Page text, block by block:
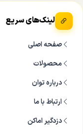
شما را به شکل
دوچندان می‌کند.
کوچک
هر پروژه‌ای نیازمند
دستگاه‌های گران‌قیمت
لینک‌های سریع
صفحه اصلی
محصولات
درباره توان
ارتباط با ما
دزدگیر اماکن